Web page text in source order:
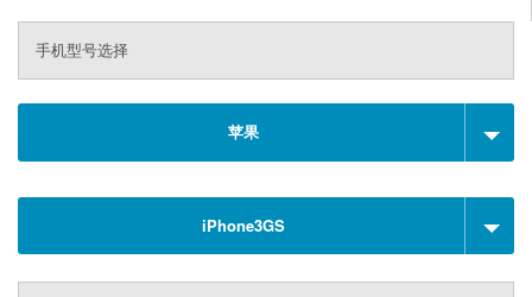
手机型号选择
苹果
iPhone3GS